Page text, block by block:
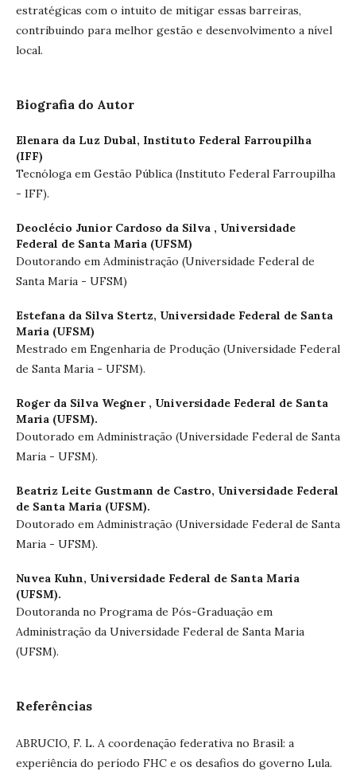
estratégicas com o intuito de mitigar essas barreiras,
contribuindo para melhor gestão e desenvolvimento a nível
local.
Biografia do Autor
Elenara da Luz Dubal, Instituto Federal Farroupilha
(IFF)
Tecnóloga em Gestão Pública (Instituto Federal Farroupilha
- IFF).
Deoclécio Junior Cardoso da Silva , Universidade
Federal de Santa Maria (UFSM)
Doutorando em Administração (Universidade Federal de
Santa Maria - UFSM)
Estefana da Silva Stertz, Universidade Federal de Santa
Maria (UFSM)
Mestrado em Engenharia de Produção (Universidade Federal
de Santa Maria - UFSM).
Roger da Silva Wegner , Universidade Federal de Santa
Maria (UFSM).
Doutorado em Administração (Universidade Federal de Santa
Maria - UFSM).
Beatriz Leite Gustmann de Castro, Universidade Federal
de Santa Maria (UFSM).
Doutorado em Administração (Universidade Federal de Santa
Maria - UFSM).
Nuvea Kuhn, Universidade Federal de Santa Maria
(UFSM).
Doutoranda no Programa de Pós-Graduação em
Administração da Universidade Federal de Santa Maria
(UFSM).
Referências
ABRUCIO, F. L. A coordenação federativa no Brasil: a
experiência do período FHC e os desafios do governo Lula.